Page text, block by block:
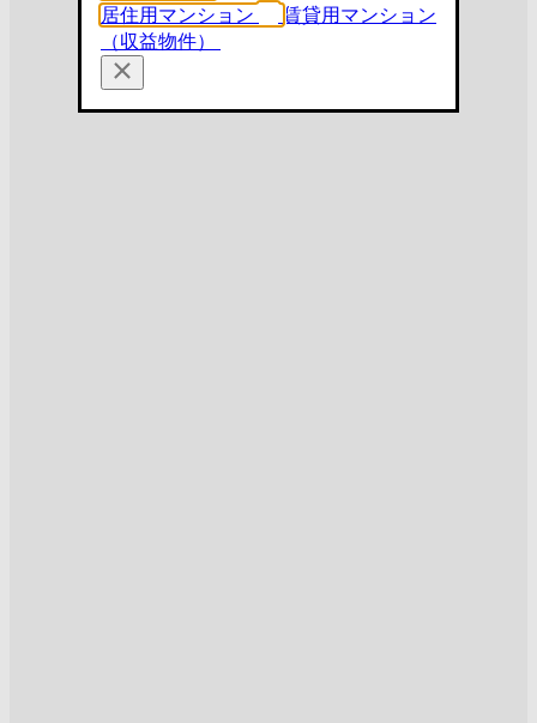
居住用マンション
賃貸用マンション
（収益物件）